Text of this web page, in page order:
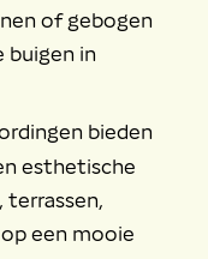
of gebogen
in
bieden
esthetische
terrassen,
een mooie